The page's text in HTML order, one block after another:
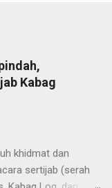
Kabag
khidmat dan
sertijab (serah